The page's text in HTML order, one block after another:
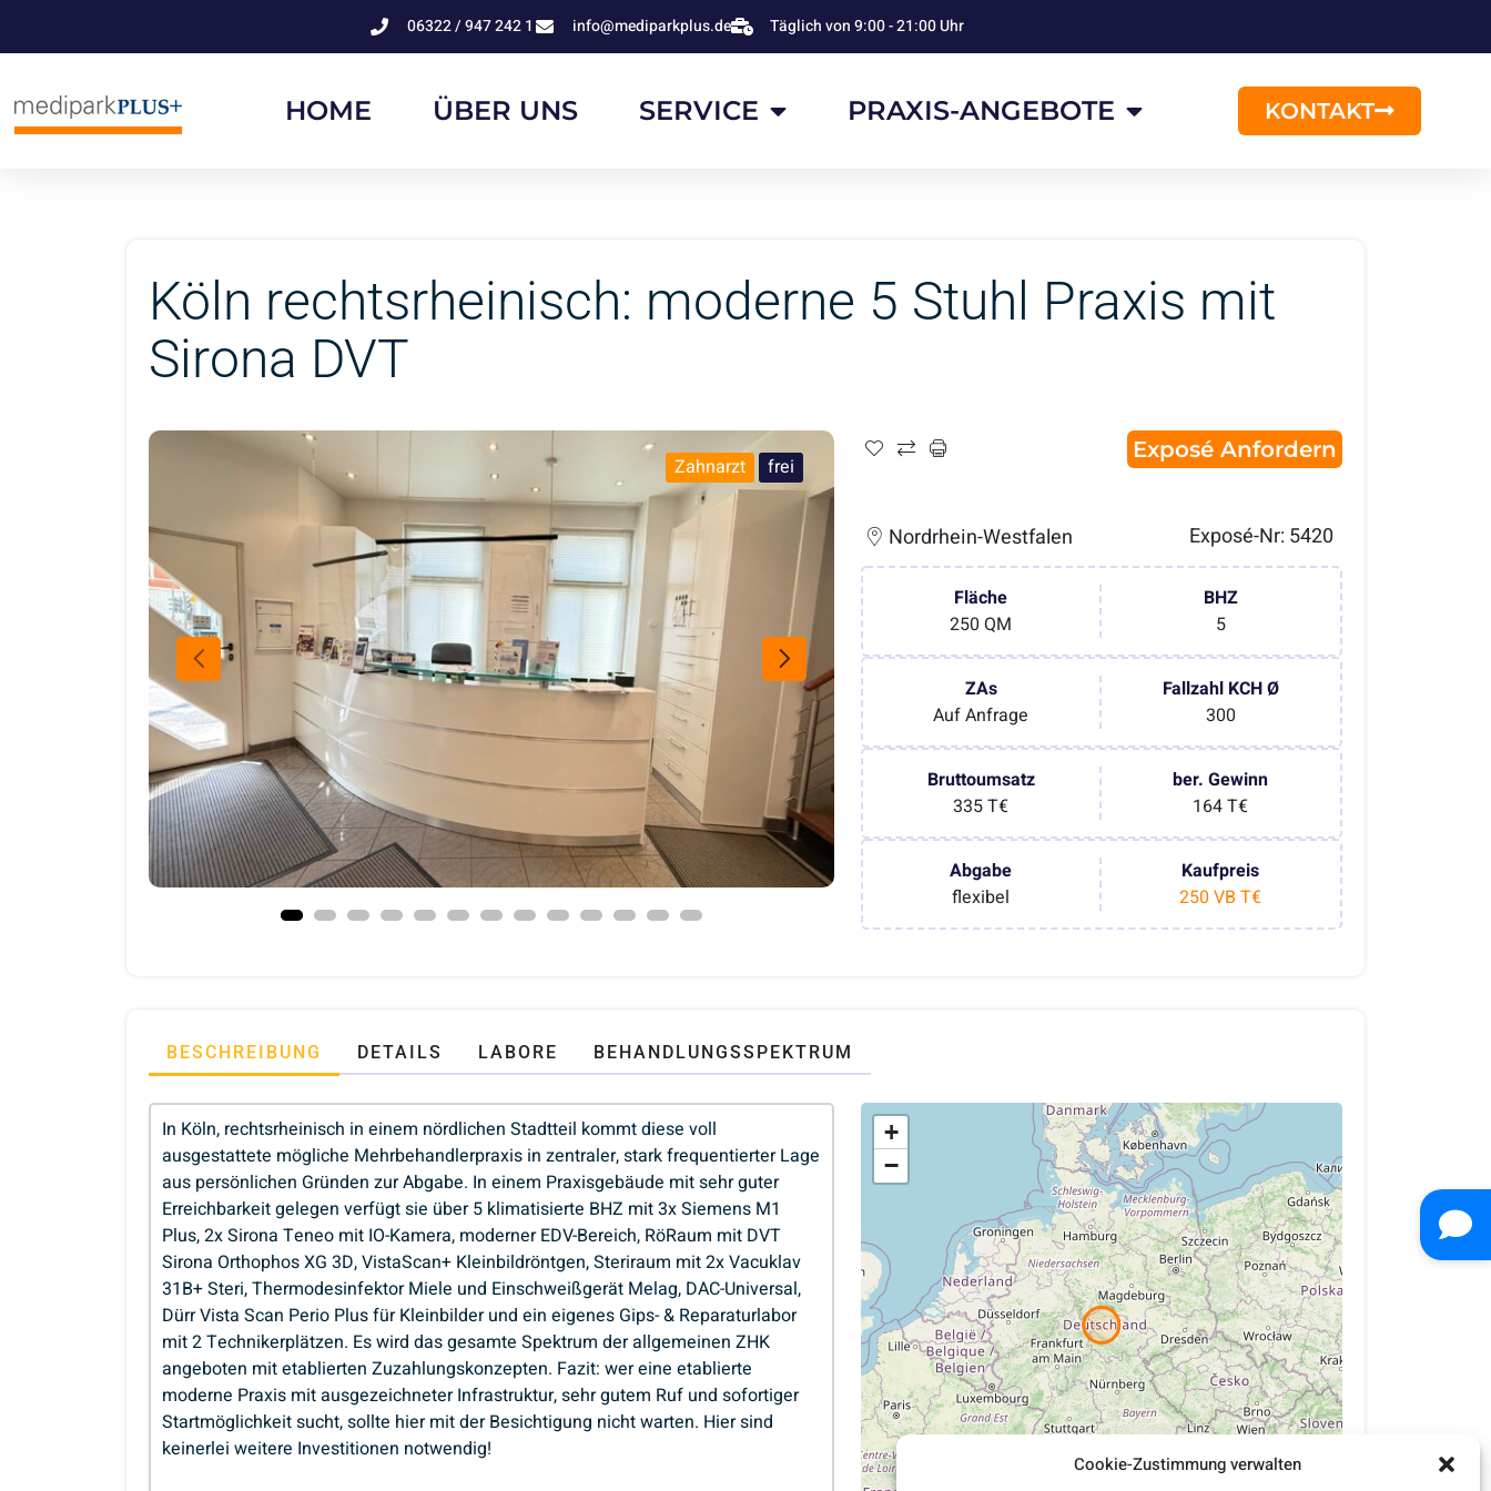
Cookie-Zustimmung verwalten
06322 / 947 242 1 info@mediparkplus.de Täglich von 9:00 - 21:00 Uhr
HOME ÜBER UNS SERVICE PRAXIS-ANGEBOTE KONTAKT
Köln rechtsrheinisch: moderne 5 Stuhl Praxis mit
Sirona DVT
Zahnarzt frei
Exposé Anfordern
Nordrhein-Westfalen Exposé-Nr: 5420
Fläche
250 QM
BHZ
5
ZAs
Auf Anfrage
Fallzahl KCH Ø
300
Bruttoumsatz
335 T€
ber. Gewinn
164 T€
Abgabe
flexibel
Kaufpreis
250 VB T€
BESCHREIBUNG DETAILS LABORE BEHANDLUNGSSPEKTRUM
+
−